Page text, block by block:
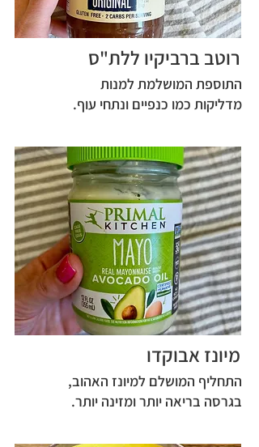
רוטב ברביקיו ללת"ס
התוספת המושלמת למנות
מדליקות כמו כנפיים ונתחי עוף.
מיונז אבוקדו
התחליף המושלם למיונז האהוב,
בגרסה בריאה יותר ומזינה יותר.